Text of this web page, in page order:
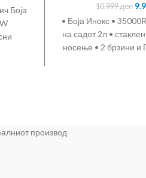
Боја
10.999ден
• Боја Инокс •
на садот 2л •
носење • 2 брзини и
производ